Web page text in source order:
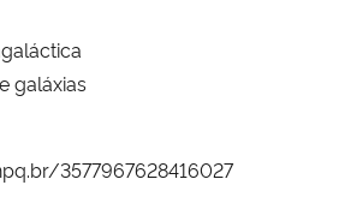
Inovações e Comunicações
galáxias
3577967628416027